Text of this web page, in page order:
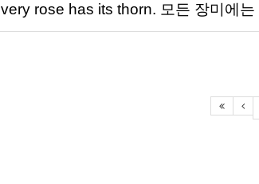
rose has its thorn. 모든 장미에는